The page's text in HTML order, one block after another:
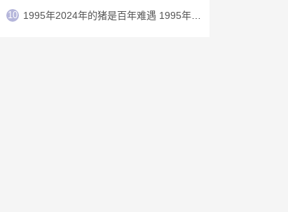
10 1995年2024年的猪是百年难遇 1995年2024年猪运势如何